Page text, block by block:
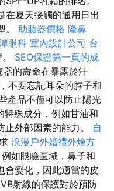
在夏天接觸的通用日出
。 助聽器價格 隆鼻
眼科 室內設計公司 台
SEO保證第一頁的成
器的壽命在暴露於汗
不要忘記耳朵的脖子和
產品不僅可以防止陽光
特殊成分，例如甘油和
外部因素的能力。 自
浪漫戶外婚禮外燴方
例如眼瞼區域，鼻子和
會變化，因此適當的皮
射線的保護對於預防